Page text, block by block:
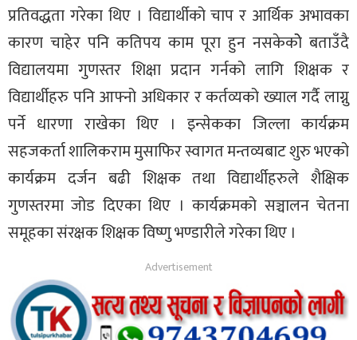
प्रतिवद्धता गरेका थिए । विद्यार्थीको चाप र आर्थिक अभावका
कारण चाहेर पनि कतिपय काम पूरा हुन नसकेकोे बताउँदै
विद्यालयमा गुणस्तर शिक्षा प्रदान गर्नको लागि शिक्षक र
विद्यार्थीहरु पनि आफ्नो अधिकार र कर्तव्यको ख्याल गर्दै लाग्नु
पर्ने धारणा राखेका थिए । इन्सेकका जिल्ला कार्यक्रम
सहजकर्ता शालिकराम मुसाफिर स्वागत मन्तव्यबाट शुरु भएको
कार्यक्रम दर्जन बढी शिक्षक तथा विद्यार्थीहरुले शैक्षिक
गुणस्तरमा जोड दिएका थिए । कार्यक्रमको सञ्चालन चेतना
समूहका संरक्षक शिक्षक विष्णु भण्डारीले गरेका थिए ।